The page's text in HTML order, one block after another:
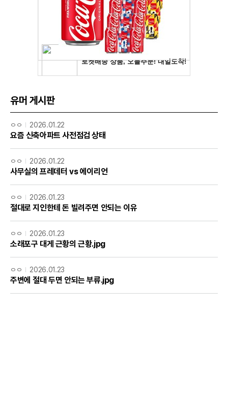
유머 게시판
ㅇㅇ 2026.01.22
요즘 신축아파트 사전점검 상태
ㅇㅇ 2026.01.22
사무실의 프레데터 vs 에이리언
ㅇㅇ 2026.01.23
절대로 지인한테 돈 빌려주면 안되는 이유
ㅇㅇ 2026.01.23
소래포구 대게 근황의 근황.jpg
ㅇㅇ 2026.01.23
주변에 절대 두면 안되는 부류.jpg